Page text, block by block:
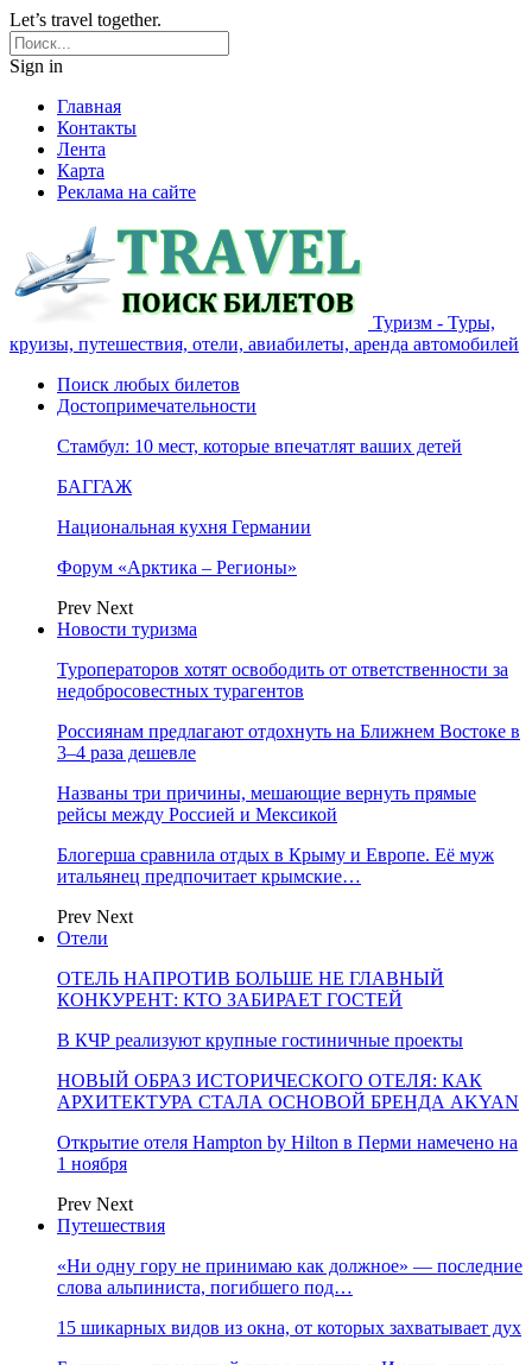
Let’s travel together.
Sign in
Главная
Контакты
Лента
Карта
Реклама на сайте
Туризм - Туры,
круизы, путешествия, отели, авиабилеты, аренда автомобилей
Поиск любых билетов
Достопримечательности
Стамбул: 10 мест, которые впечатлят ваших детей
БАГГАЖ
Национальная кухня Германии
Форум «Арктика – Регионы»
Prev Next
Новости туризма
Туроператоров хотят освободить от ответственности за
недобросовестных турагентов
Россиянам предлагают отдохнуть на Ближнем Востоке в
3–4 раза дешевле
Названы три причины, мешающие вернуть прямые
рейсы между Россией и Мексикой
Блогерша сравнила отдых в Крыму и Европе. Её муж
итальянец предпочитает крымские…
Prev Next
Отели
ОТЕЛЬ НАПРОТИВ БОЛЬШЕ НЕ ГЛАВНЫЙ
КОНКУРЕНТ: КТО ЗАБИРАЕТ ГОСТЕЙ
В КЧР реализуют крупные гостиничные проекты
НОВЫЙ ОБРАЗ ИСТОРИЧЕСКОГО ОТЕЛЯ: КАК
АРХИТЕКТУРА СТАЛА ОСНОВОЙ БРЕНДА AKYAN
Открытие отеля Hampton by Hilton в Перми намечено на
1 ноября
Prev Next
Путешествия
«Ни одну гору не принимаю как должное» — последние
слова альпиниста, погибшего под…
15 шикарных видов из окна, от которых захватывает дух